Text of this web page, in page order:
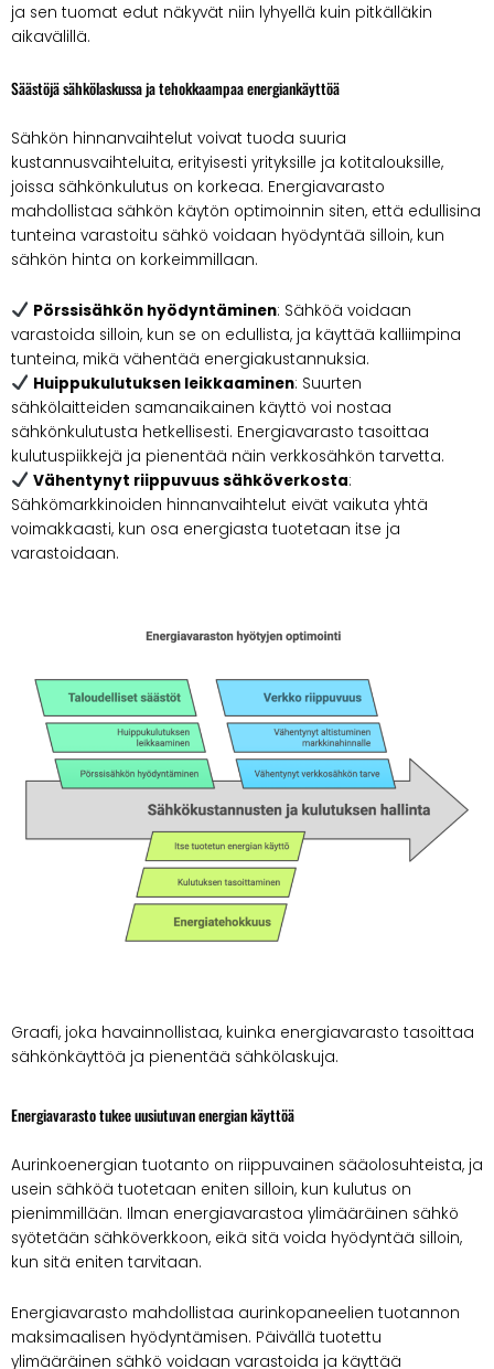
ja sen tuomat edut näkyvät niin lyhyellä kuin pitkälläkin
aikavälillä.
Säästöjä sähkölaskussa ja tehokkaampaa energiankäyttöä
Sähkön hinnanvaihtelut voivat tuoda suuria
kustannusvaihteluita, erityisesti yrityksille ja kotitalouksille,
joissa sähkönkulutus on korkeaa. Energiavarasto
mahdollistaa sähkön käytön optimoinnin siten, että edullisina
tunteina varastoitu sähkö voidaan hyödyntää silloin, kun
sähkön hinta on korkeimmillaan.
Pörssisähkön hyödyntäminen: Sähköä voidaan
varastoida silloin, kun se on edullista, ja käyttää kalliimpina
tunteina, mikä vähentää energiakustannuksia.
Huippukulutuksen leikkaaminen: Suurten
sähkölaitteiden samanaikainen käyttö voi nostaa
sähkönkulutusta hetkellisesti. Energiavarasto tasoittaa
kulutuspiikkejä ja pienentää näin verkkosähkön tarvetta.
Vähentynyt riippuvuus sähköverkosta:
Sähkömarkkinoiden hinnanvaihtelut eivät vaikuta yhtä
voimakkaasti, kun osa energiasta tuotetaan itse ja
varastoidaan.
Graafi, joka havainnollistaa, kuinka energiavarasto tasoittaa
sähkönkäyttöä ja pienentää sähkölaskuja.
Energiavarasto tukee uusiutuvan energian käyttöä
Aurinkoenergian tuotanto on riippuvainen sääolosuhteista, ja
usein sähköä tuotetaan eniten silloin, kun kulutus on
pienimmillään. Ilman energiavarastoa ylimääräinen sähkö
syötetään sähköverkkoon, eikä sitä voida hyödyntää silloin,
kun sitä eniten tarvitaan.
Energiavarasto mahdollistaa aurinkopaneelien tuotannon
maksimaalisen hyödyntämisen. Päivällä tuotettu
ylimääräinen sähkö voidaan varastoida ja käyttää